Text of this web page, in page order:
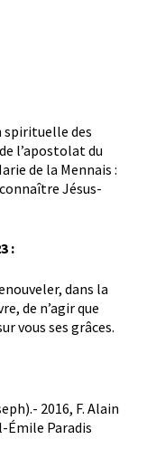
des
l’apostolat du
de la Mennais :
Jésus-
:
dans la
de n’agir que
vous ses grâces.
2016, F. Alain
Émile Paradis